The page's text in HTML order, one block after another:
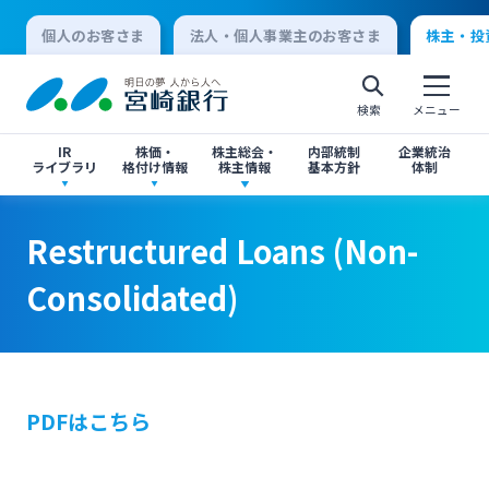
個人のお客さま 法人・個人事業主のお客さま 株主・
検索 メニュー
IR
ライブラリ
株価・
格付け情報
株主総会・
株主情報
内部統制
基本方針
企業統治
体制
有価証券報告書・四半期報告書
格付け情報
中間配当のご案内
Restructured Loans (Non-Consolidated)
閉じる
Restructured Loans (Non-Consolidated)
閉じる
個人向けインターネットバンキング
ログオン
法人向けインターネットバンキング
Restructured Loans (Non-
Consolidated)
PDFはこちら